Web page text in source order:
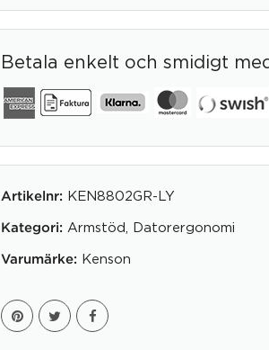
mängd
Betala enkelt och smidigt
Artikelnr: KEN8802GR-LY
Kategori: Armstöd Datorergonomi
Varumärke: Kenson